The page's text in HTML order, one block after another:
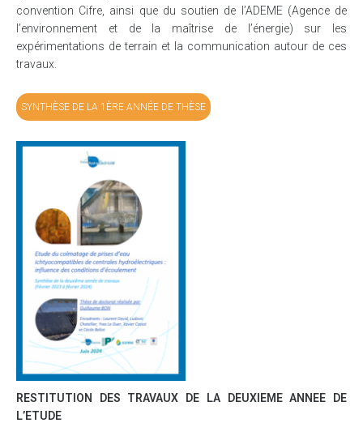
convention Cifre, ainsi que du soutien de l’ADEME (Agence de
l’environnement et de la maîtrise de l’énergie) sur les
expérimentations de terrain et la communication autour de ces
travaux.
SYNTHÈSE DE LA 1ÈRE ANNÉE DE THÈSE
RESTITUTION DES TRAVAUX DE LA DEUXIEME ANNEE DE
L’ETUDE